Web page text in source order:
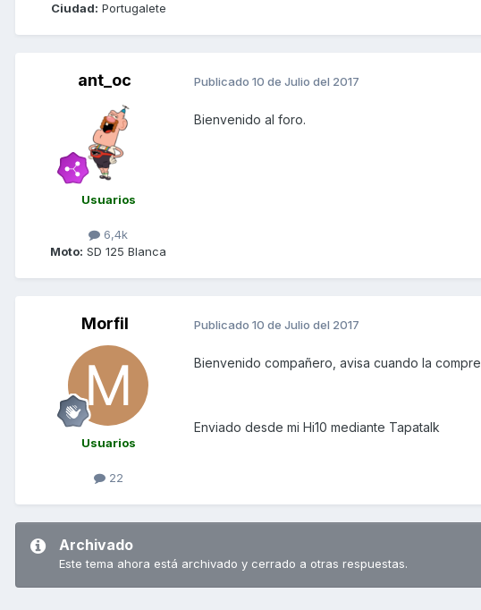
Ciudad: Portugalete
ant_oc
Usuarios
6,4k
Moto: SD 125 Blanca
Publicado 10 de Julio del 2017
Bienvenido al foro.
Morfil
Usuarios
22
Publicado 10 de Julio del 2017
Bienvenido compañero, avisa cuando la
Enviado desde mi Hi10 mediante Tapatalk
Archivado
Este tema ahora está archivado y cerrado a otras respuestas.